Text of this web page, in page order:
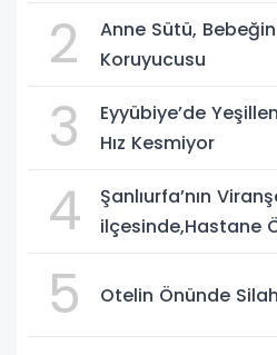
2
Anne Sütü, Bebeğin
Koruyucusu
3
Eyyübiye’de
Hız Kesmiyor
4
Şanlıurfa’nın
ilçesinde,Hastane
5 Otelin Önünde